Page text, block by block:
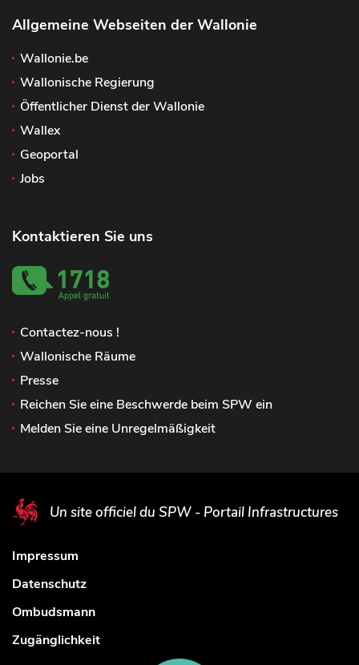
Allgemeine Webseiten der Wallonie
Wallonie.be
Wallonische Regierung
Öffentlicher Dienst der Wallonie
Wallex
Geoportal
Jobs
Kontaktieren Sie uns
Contactez-nous !
Wallonische Räume
Presse
Reichen Sie eine Beschwerde beim SPW ein
Melden Sie eine Unregelmäßigkeit
Un site officiel du SPW - Portail Infrastructures
Impressum
Datenschutz
Ombudsmann
Zugänglichkeit